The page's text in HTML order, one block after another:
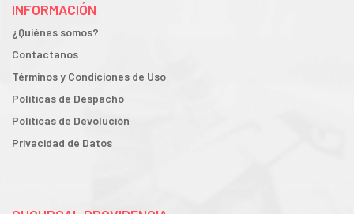
INFORMACIÓN
¿Quiénes somos?
Contactanos
Términos y Condiciones de Uso
Políticas de Despacho
Políticas de Devolución
Privacidad de Datos